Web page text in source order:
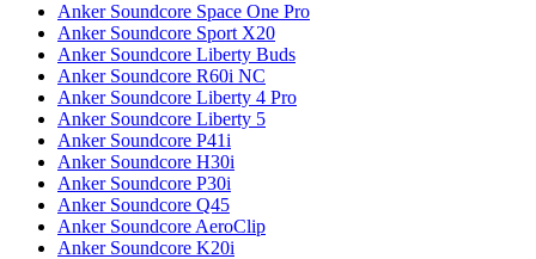
Anker Soundcore Space One Pro
Anker Soundcore Sport X20
Anker Soundcore Liberty Buds
Anker Soundcore R60i NC
Anker Soundcore Liberty 4 Pro
Anker Soundcore Liberty 5
Anker Soundcore P41i
Anker Soundcore H30i
Anker Soundcore P30i
Anker Soundcore Q45
Anker Soundcore AeroClip
Anker Soundcore K20i